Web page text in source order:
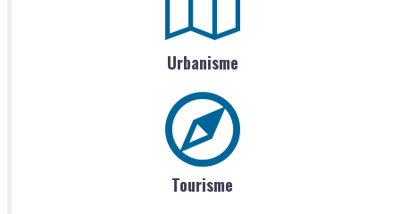
Urbanisme
Tourisme